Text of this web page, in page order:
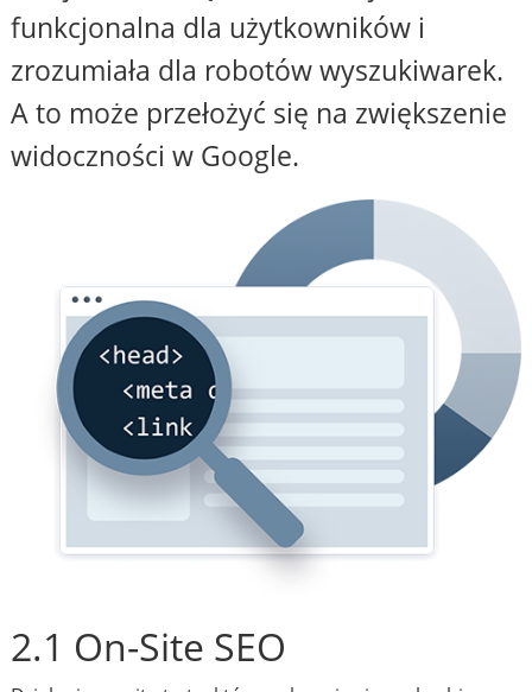
funkcjonalna dla użytkowników i
zrozumiała dla robotów wyszukiwarek.
A to może przełożyć się na zwiększenie
widoczności w Google.
2.1 On-Site SEO